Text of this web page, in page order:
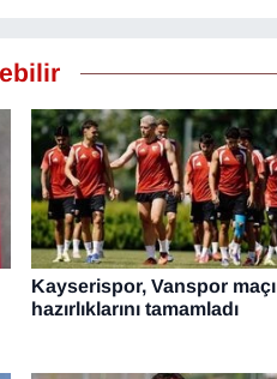
Kayserispor, Vanspor maçı
hazırlıklarını tamamladı